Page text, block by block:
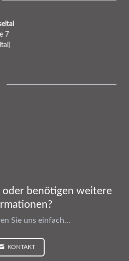
7
oder benötigen weitere
Sie uns einfach...
KONTAKT